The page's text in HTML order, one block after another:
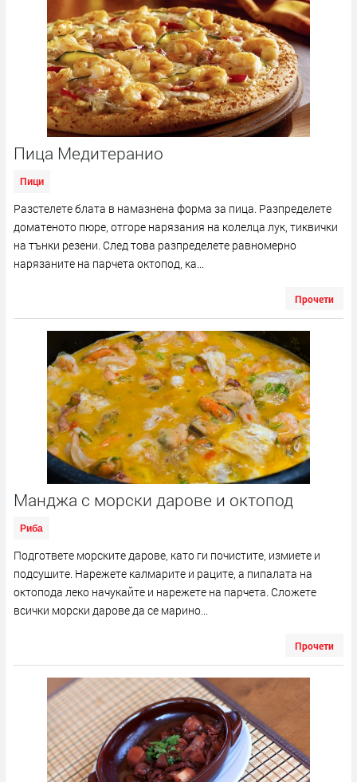
Пица Медитеранио
Пици
Разстелете блата в намазнена форма за пица. Разпределете
доматеното пюре, отгоре нарязания на колелца лук, тиквички
на тънки резени. След това разпределете равномерно
нарязаните на парчета октопод, ка...
Прочети
Манджа с морски дарове и октопод
Риба
Подгответе морските дарове, като ги почистите, измиете и
подсушите. Нарежете калмарите и раците, а пипалата на
октопода леко начукайте и нарежете на парчета. Сложете
всички морски дарове да се марино...
Прочети